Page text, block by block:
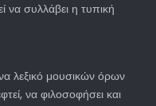
συλλάβει η τυπική
λεξικό μουσικών όρων
να φιλοσοφήσει και